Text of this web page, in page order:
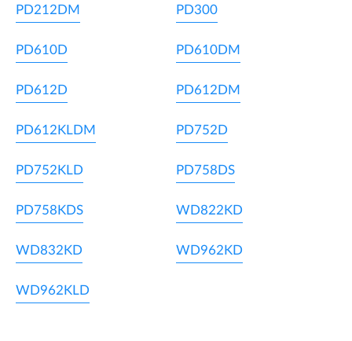
PD212DM PD300
PD610D PD610DM
PD612D PD612DM
PD612KLDM PD752D
PD752KLD PD758DS
PD758KDS WD822KD
WD832KD WD962KD
WD962KLD